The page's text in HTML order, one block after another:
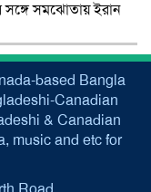
সমঝোতায় ইরান
based Bangla
Canadian
& Canadian
music and etc for